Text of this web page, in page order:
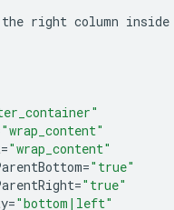
the right column inside
"wrap_content"
="wrap_content"
="true"
="true"
="bottom|left"